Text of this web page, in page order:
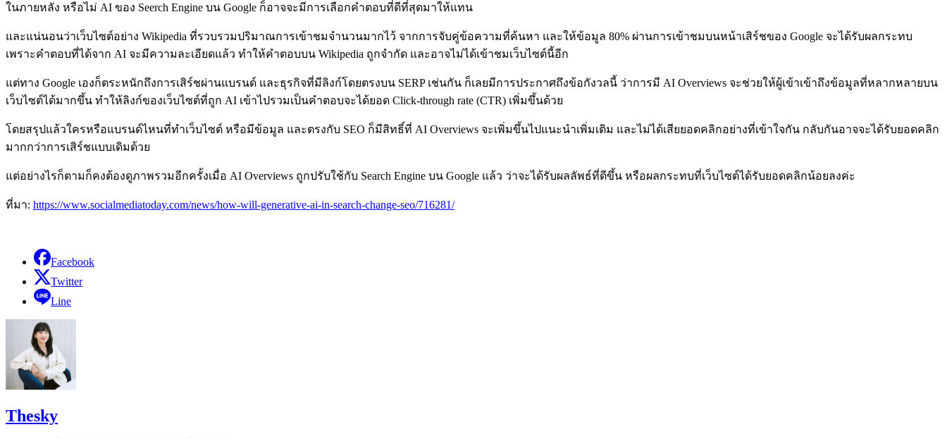
ในภายหลัง หรือไม่ AI ของ Seerch Engine บน Google ก็อาจจะมีการเลือกคำตอบที่ดีที่สุดมาให้แทน
และแน่นอนว่าเว็บไซต์อย่าง Wikipedia ที่รวบรวมปริมาณการเข้าชมจำนวนมากไว้ จากการจับคู่ข้อความที่ค้นหา และให้ข้อมูล 80% ผ่านการเข้าชมบนหน้าเสิร์ชของ Google จะได้รับผลกระทบ
เพราะคำตอบที่ได้จาก AI จะมีความละเอียดแล้ว ทำให้คำตอบบน Wikipedia ถูกจำกัด และอาจไม่ได้เข้าชมเว็บไซต์นี้อีก
แต่ทาง Google เองก็ตระหนักถึงการเสิร์ชผ่านแบรนด์ และธุรกิจที่มีลิงก์โดยตรงบน SERP เช่นกัน ก็เลยมีการประกาศถึงข้อกังวลนี้ ว่าการมี AI Overviews จะช่วยให้ผู้เข้าเข้าถึงข้อมูลที่หลากหลายบน
เว็บไซต์ได้มากขึ้น ทำให้ลิงก์ของเว็บไซต์ที่ถูก AI เข้าไปรวมเป็นคำตอบจะได้ยอด Click-through rate (CTR) เพิ่มขึ้นด้วย
โดยสรุปแล้วใครหรือแบรนด์ไหนที่ทำเว็บไซต์ หรือมีข้อมูล และตรงกับ SEO ก็มีสิทธิ์ที่ AI Overviews จะเพิ่มขึ้นไปแนะนำเพิ่มเติม และไม่ได้เสียยอดคลิกอย่างที่เข้าใจกัน กลับกันอาจจะได้รับยอดคลิก
มากกว่าการเสิร์ชแบบเดิมด้วย
แต่อย่างไรก็ตามก็คงต้องดูภาพรวมอีกครั้งเมื่อ AI Overviews ถูกปรับใช้กับ Search Engine บน Google แล้ว ว่าจะได้รับผลลัพธ์ที่ดีขึ้น หรือผลกระทบที่เว็บไซต์ได้รับยอดคลิกน้อยลงค่ะ
ที่มา: https://www.socialmediatoday.com/news/how-will-generative-ai-in-search-change-seo/716281/
Facebook
Twitter
Line
Thesky